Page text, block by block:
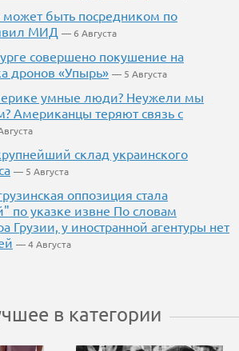
может быть посредником по
МИД — 6 Августа
совершено покушение на
дронов «Упырь» — 5 Августа
умные люди? Неужели мы
Американцы теряют связь с
склад украинского
— 5 Августа
оппозиция стала
по указке извне По словам
Грузии, у иностранной агентуры нет
— 4 Августа
в категории